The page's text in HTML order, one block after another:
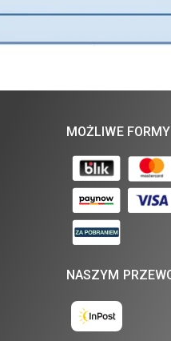
MOŻLIWE
NASZYM